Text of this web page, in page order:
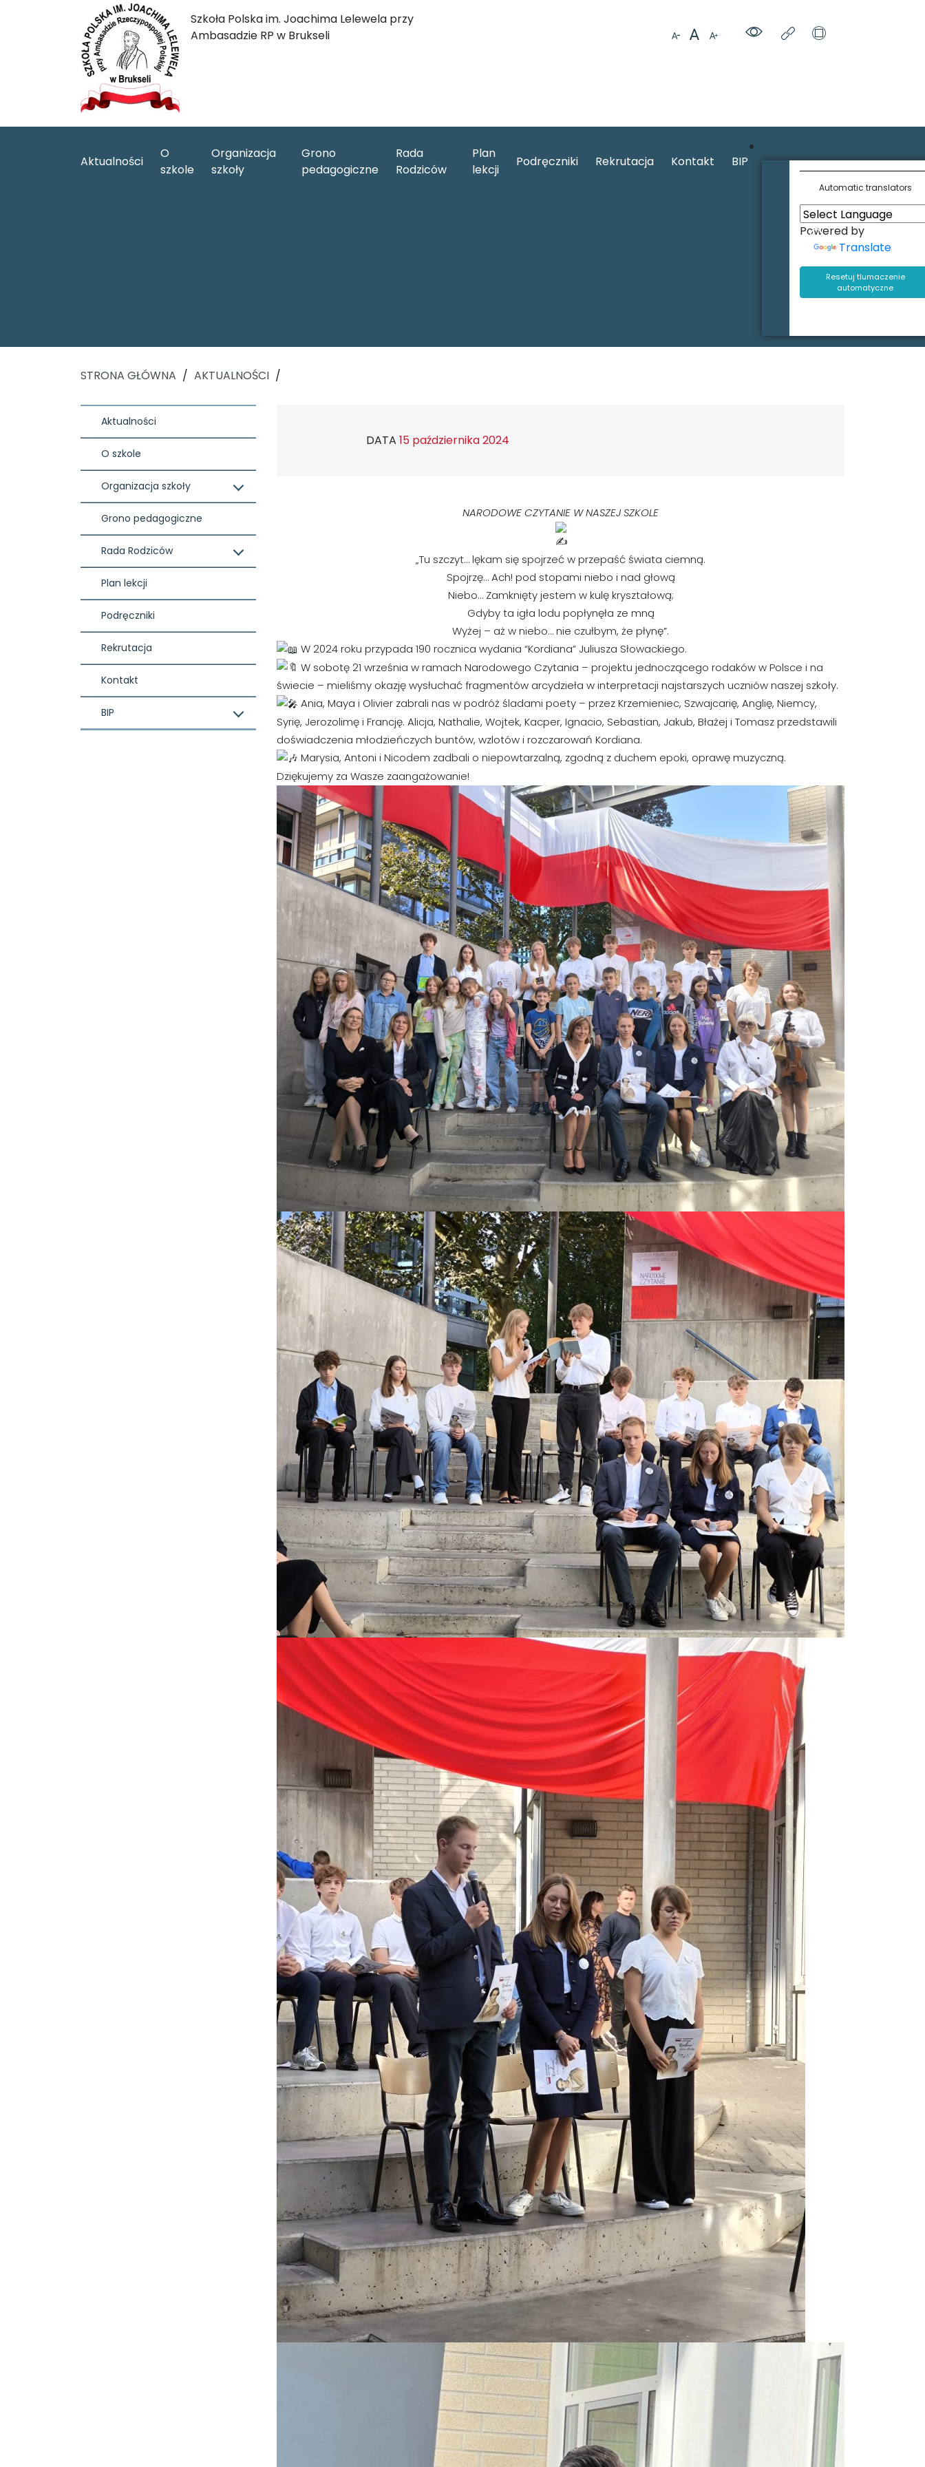
Szkoła Polska im. Joachima Lelewela przy
Ambasadzie RP w Brukseli
Aktualności
O
szkole
Organizacja
szkoły
Grono
pedagogiczne
Rada
Rodziców
Plan
lekcji
Podręczniki Rekrutacja Kontakt BIP
Automatic translators
Powered by
Translate
Resetuj tlumaczenie
automatyczne
STRONA GŁÓWNA / AKTUALNOŚCI /
Aktualności
O szkole
Organizacja szkoły
Grono pedagogiczne
Rada Rodziców
Plan lekcji
Podręczniki
Rekrutacja
Kontakt
BIP
DATA 15 października 2024
NARODOWE CZYTANIE W NASZEJ SZKOLE
„Tu szczyt… lękam się spojrzeć w przepaść świata ciemną.
Spojrzę… Ach! pod stopami niebo i nad głową
Niebo… Zamknięty jestem w kulę kryształową;
Gdyby ta igła lodu popłynęła ze mną
Wyżej – aż w niebo… nie czułbym, że płynę”.
W 2024 roku przypada 190 rocznica wydania “Kordiana” Juliusza Słowackiego.
W sobotę 21 września w ramach Narodowego Czytania – projektu jednoczącego rodaków w Polsce i na
świecie – mieliśmy okazję wysłuchać fragmentów arcydzieła w interpretacji najstarszych uczniów naszej szkoły.
Ania, Maya i Olivier zabrali nas w podróż śladami poety – przez Krzemieniec, Szwajcarię, Anglię, Niemcy,
Syrię, Jerozolimę i Francję. Alicja, Nathalie, Wojtek, Kacper, Ignacio, Sebastian, Jakub, Błażej i Tomasz przedstawili
doświadczenia młodzieńczych buntów, wzlotów i rozczarowań Kordiana.
Marysia, Antoni i Nicodem zadbali o niepowtarzalną, zgodną z duchem epoki, oprawę muzyczną.
Dziękujemy za Wasze zaangażowanie!